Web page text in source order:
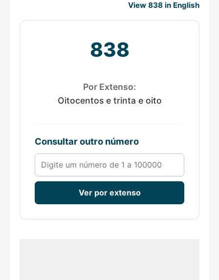
View 838 in English
838
Por Extenso:
Oitocentos e trinta e oito
Consultar outro número
Número de 1 a 100000
Ver por extenso